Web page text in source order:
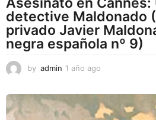
detective Maldonado
privado Javier
negra española nº 9)
by admin 1 año ago
o
a